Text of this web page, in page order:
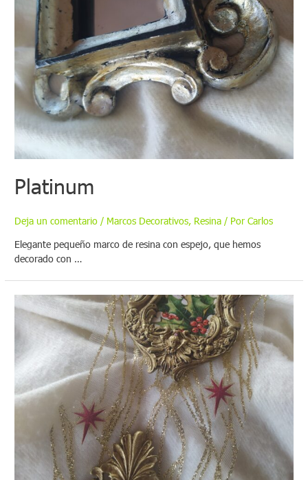
Platinum
Deja un comentario / Marcos Decorativos, Resina / PorCarlos
Elegante pequeño marco de resina con espejo, que hemos
decorado con …